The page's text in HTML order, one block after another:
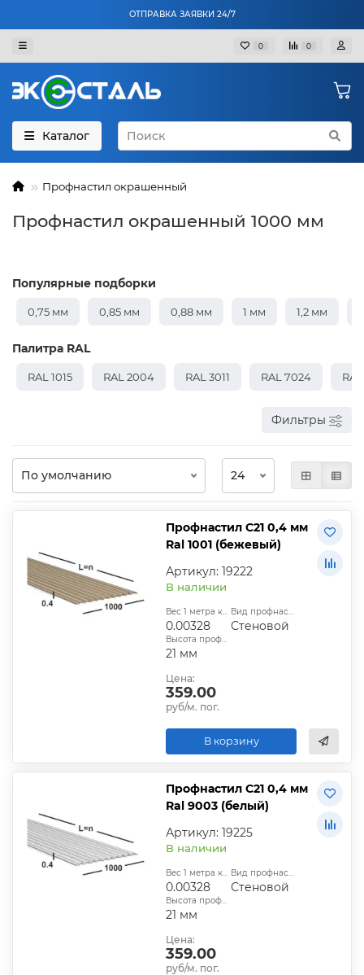
ОТПРАВКА ЗАЯВКИ 24/7
0 0
Каталог
Профнастил окрашенный
Профнастил окрашенный 1000 мм
Популярные подборки
0,75 мм 0,85 мм 0,88 мм 1 мм 1,2 мм
Палитра RAL
RAL 1015 RAL 2004 RAL 3011 RAL 7024
Фильтры
Профнастил С21 0,4 мм
Ral 1001 (бежевый)
Артикул: 19222
В наличии
Вес 1 метра квадратного, т:
0.00328
Вид профнастила:
Стеновой
Высота профиля:
21 мм
Цена:
359.00
руб/м. пог.
В корзину
Профнастил С21 0,4 мм
Ral 9003 (белый)
Артикул: 19225
В наличии
Вес 1 метра квадратного, т:
0.00328
Вид профнастила:
Стеновой
Высота профиля:
21 мм
Цена:
359.00
руб/м. пог.